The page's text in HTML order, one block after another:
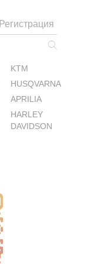
Регистрация
KTM
HUSQVARNA
APRILIA
HARLEY
DAVIDSON